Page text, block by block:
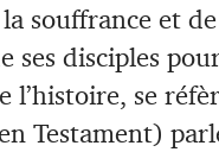
souffrance et
ses disciples
l’histoire, se
Testament)